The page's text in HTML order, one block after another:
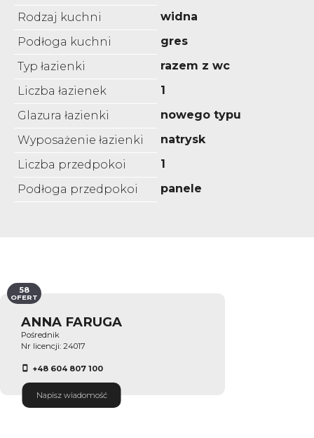
Rodzaj kuchni
widna
Podłoga kuchni
gres
Typ łazienki
razem z wc
Liczba łazienek
1
Glazura łazienki
nowego typu
Wyposażenie łazienki
natrysk
Liczba przedpokoi
1
Podłoga przedpokoi
panele
ANNA FARUGA
Pośrednik
Nr licencji: 24017
+48 604 807 100
Napisz wiadomość
58
OFERT